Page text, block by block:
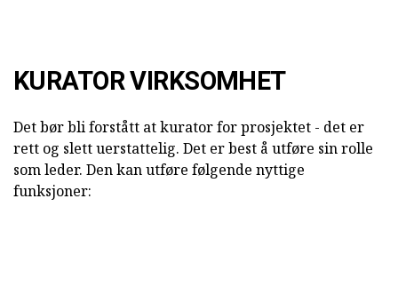
KURATOR VIRKSOMHET
Det bør bli forstått at kurator for prosjektet - det er
rett og slett uerstattelig. Det er best å utføre sin rolle
som leder. Den kan utføre følgende nyttige
funksjoner: